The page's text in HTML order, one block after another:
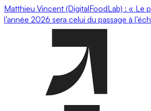
Matthieu Vincent (DigitalFoodLab) : « Le
l’année 2026 sera celui du passage à